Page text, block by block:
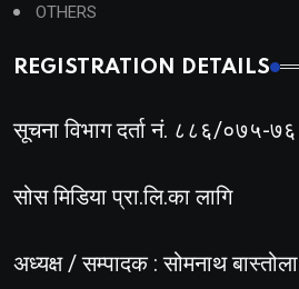
OTHERS
REGISTRATION DETAILS
सूचना विभाग दर्ता नं. ८८६/०७५-७६
सोस मिडिया प्रा.लि.का लागि
अध्यक्ष / सम्पादक : सोमनाथ बास्तोला